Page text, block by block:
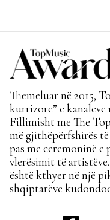
Themeluar në 2015,
kurrizore” e
Fillimisht me The
më gjithëpërfshirës
pas me ceremoninë
vlerësimit të
është kthyer në një
shqiptarëve